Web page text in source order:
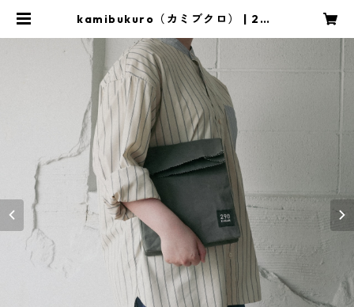
kamibukuro（カミブクロ） | 290